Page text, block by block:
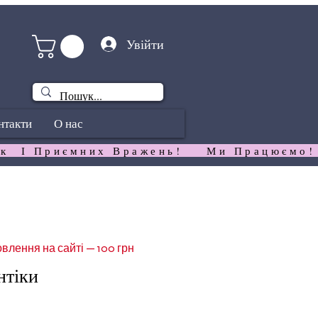
Увійти
О нас
І Приємних Вражень!
на сайті — 100 грн